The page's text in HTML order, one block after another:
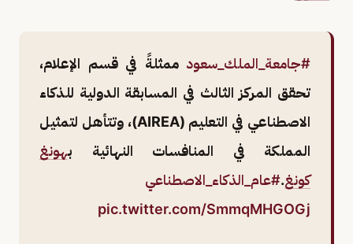
#جامعة_الملك_سعود ممثلةً في قسم الإعلام،
تحقق المركز الثالث في المسابقة الدولية للذكاء
الاصطناعي في التعليم (AIREA)، وتتأهل لتمثيل
المملكة في المنافسات النهائية بهونغ
كونغ.#عام_الذكاء_الاصطناعي
pic.twitter.com/SmmqMHGOGj